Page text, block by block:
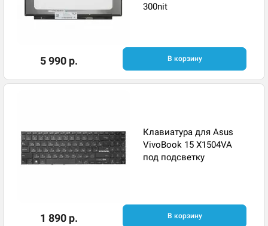
300nit
5 990 р. В корзину
Клавиатура для Asus
VivoBook 15 X1504VA
под подсветку
1 890 р. В корзину